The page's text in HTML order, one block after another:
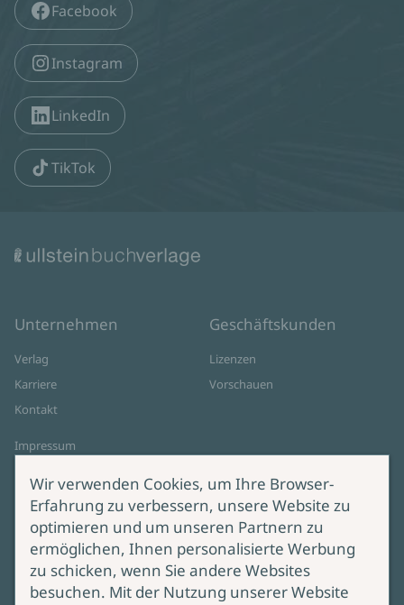
Facebook
Instagram
LinkedIn
TikTok
Unternehmen
Verlag
Karriere
Kontakt
Impressum
Cookie-Einstellungen
AGB Online Shop
Geschäftskunden
Lizenzen
Vorschauen
Service Produktsicherheit
Wir verwenden Cookies, um Ihre Browser-
Erfahrung zu verbessern, unsere Website zu
optimieren und um unseren Partnern zu
ermöglichen, Ihnen personalisierte Werbung
zu schicken, wenn Sie andere Websites
besuchen. Mit der Nutzung unserer Website